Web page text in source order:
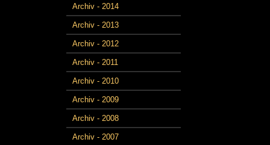
Archiv - 2014
Archiv - 2013
Archiv - 2012
Archiv - 2011
Archiv - 2010
Archiv - 2009
Archiv - 2008
Archiv - 2007